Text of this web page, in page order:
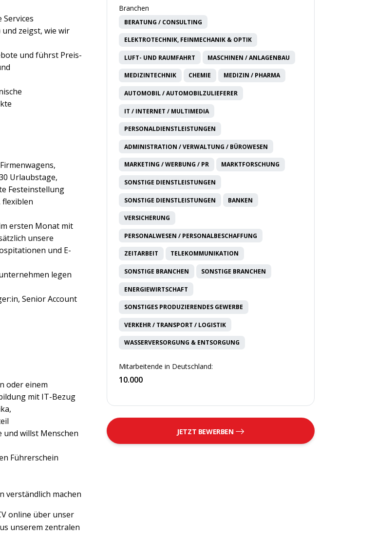
zeigst, wie wir
und führst Preis-
Urlaubstage,
Festeinstellung
flexiblen
ersten Monat mit
unsere
und E-
legen
Senior Account
oder einem
mit IT-Bezug
und willst Menschen
Führerschein
verständlich machen
online über unser
unserem zentralen
Branchen
BERATUNG / CONSULTING
ELEKTROTECHNIK, FEINMECHANIK & OPTIK
LUFT- UND RAUMFAHRT MASCHINEN / ANLAGENBAU
MEDIZINTECHNIK CHEMIE MEDIZIN / PHARMA
AUTOMOBIL / AUTOMOBILZULIEFERER
IT / INTERNET / MULTIMEDIA
PERSONALDIENSTLEISTUNGEN
ADMINISTRATION / VERWALTUNG / BÜROWESEN
MARKETING / WERBUNG / PR MARKTFORSCHUNG
SONSTIGE DIENSTLEISTUNGEN
SONSTIGE DIENSTLEISTUNGEN BANKEN
VERSICHERUNG
PERSONALWESEN / PERSONALBESCHAFFUNG
ZEITARBEIT TELEKOMMUNIKATION
SONSTIGE BRANCHEN SONSTIGE BRANCHEN
ENERGIEWIRTSCHAFT
SONSTIGES PRODUZIERENDES GEWERBE
VERKEHR / TRANSPORT / LOGISTIK
WASSERVERSORGUNG & ENTSORGUNG
Mitarbeitende in Deutschland:
10.000
JETZT BEWERBEN